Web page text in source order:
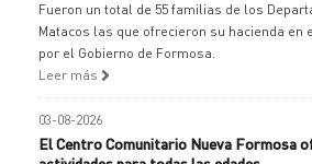
Fueron un total de 55 familias de los
Matacos las que ofrecieron su hacienda en
por el Gobierno de Formosa.
Leer más
03-08-2026
El Centro Comunitario Nueva Formosa